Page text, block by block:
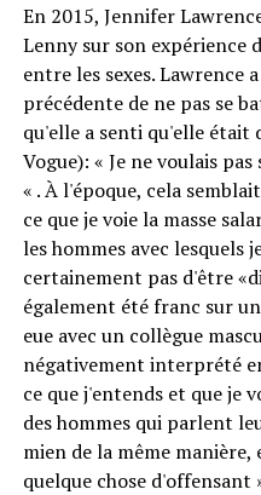
En 2015, Jennifer
Lenny sur son expérience
entre les sexes. Lawrence
précédente de ne pas se
qu'elle a senti qu'elle était
Vogue): « Je ne voulais
« . À l'époque, cela
ce que je voie la masse
les hommes avec lesquels
certainement pas d'être
également été franc sur
eue avec un collègue
négativement interprété
ce que j'entends et que je
des hommes qui parlent
mien de la même
quelque chose